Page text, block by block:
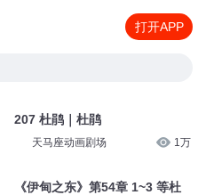
打开APP
207 杜鹃｜杜鹃
天马座动画剧场 1万
《伊甸之东》第54章 1~3 等杜